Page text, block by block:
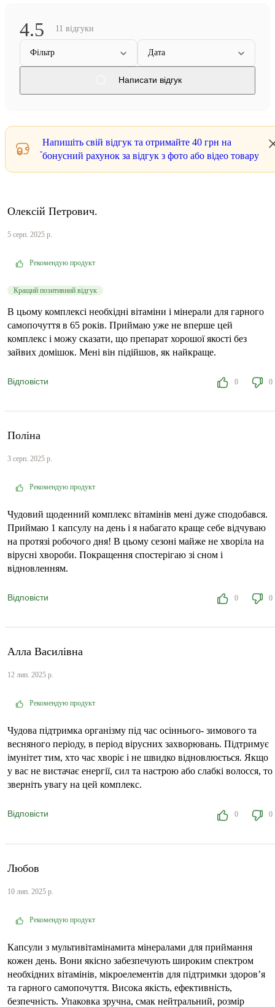
4.5 11 відгуки
Фільтр Дата
Написати відгук
Напишіть свій відгук та отримайте 40 грн на
бонусний рахунок за відгук з фото або відео товару
Олексій Петрович.
5 серп. 2025 р.
Рекомендую продукт
Кращий позитивний відгук
В цьому комплексі необхідні вітаміни і мінерали для гарного
самопочуття в 65 років. Приймаю уже не вперше цей
комплекс і можу сказати, що препарат хорошої якості без
зайвих домішок. Мені він підійшов, як найкраще.
Відповісти 0 0
Поліна
3 серп. 2025 р.
Рекомендую продукт
Чудовий щоденний комплекс вітамінів мені дуже сподобався.
Приймаю 1 капсулу на день і я набагато краще себе відчуваю
на протязі робочого дня! В цьому сезоні майже не хворіла на
вірусні хвороби. Покращення спостерігаю зі сном і
відновленням.
Відповісти 0 0
Алла Василівна
12 лип. 2025 р.
Рекомендую продукт
Чудова підтримка організму під час осіннього- зимового та
весняного періоду, в період вірусних захворювань. Підтримує
імунітет тим, хто час хворіє і не швидко відновлюється. Якщо
у вас не вистачає енергії, сил та настрою або слабкі волосся, то
зверніть увагу на цей комплекс.
Відповісти 0 0
Любов
10 лип. 2025 р.
Рекомендую продукт
Капсули з мультивітамінамита мінералами для приймання
кожен день. Вони якісно забезпечують широким спектром
необхідних вітамінів, мікроелементів для підтримки здоров’я
та гарного самопочуття. Висока якість, ефективність,
безпечність. Упаковка зручна, смак нейтральний, розмір